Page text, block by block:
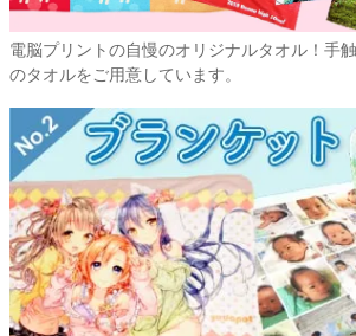
電脳プリントの自慢のオリジナルタオル！手
のタオルをご用意しています。